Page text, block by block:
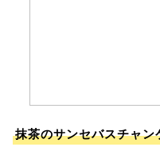
抹茶のサンセバスチャ